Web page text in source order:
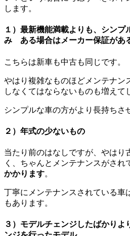
します。
１）最新機能満載よりも、シンプ
み ある場合はメーカー保証があ
こちらは新車も中古も同じです。
やはり複雑なものほどメンテナン
しなくてはならないものも増えて
シンプルな車の方がより長持ちさ
２）年式の少ないもの
当たり前のはなしですが、やはり
く、ちゃんとメンテナンスがされ
かかります。
丁寧にメンテナンスされている車
もあります。
３）モデルチェンジしたばかりよ